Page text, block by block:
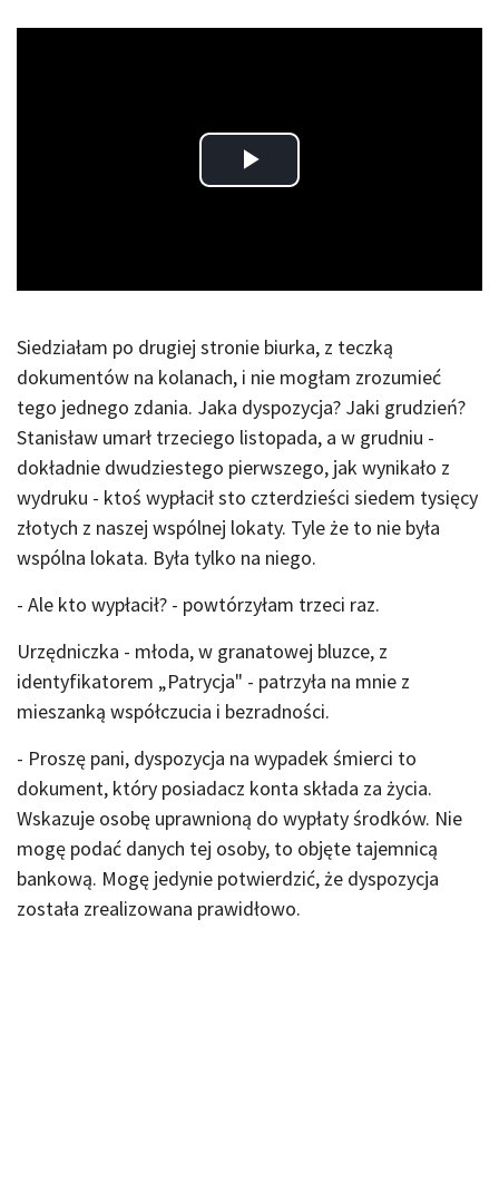
Play
Siedziałam po drugiej stronie biurka, z teczką
dokumentów na kolanach, i nie mogłam zrozumieć
tego jednego zdania. Jaka dyspozycja? Jaki grudzień?
Stanisław umarł trzeciego listopada, a w grudniu -
dokładnie dwudziestego pierwszego, jak wynikało z
wydruku - ktoś wypłacił sto czterdzieści siedem tysięcy
złotych z naszej wspólnej lokaty. Tyle że to nie była
wspólna lokata. Była tylko na niego.
- Ale kto wypłacił? - powtórzyłam trzeci raz.
Urzędniczka - młoda, w granatowej bluzce, z
identyfikatorem „Patrycja" - patrzyła na mnie z
mieszanką współczucia i bezradności.
- Proszę pani, dyspozycja na wypadek śmierci to
dokument, który posiadacz konta składa za życia.
Wskazuje osobę uprawnioną do wypłaty środków. Nie
mogę podać danych tej osoby, to objęte tajemnicą
bankową. Mogę jedynie potwierdzić, że dyspozycja
została zrealizowana prawidłowo.